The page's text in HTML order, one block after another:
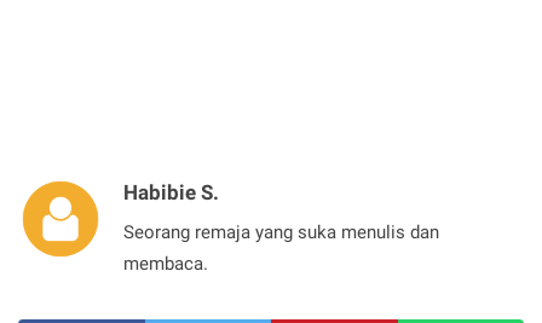
Habibie S.
Seorang remaja yang suka menulis dan
membaca.